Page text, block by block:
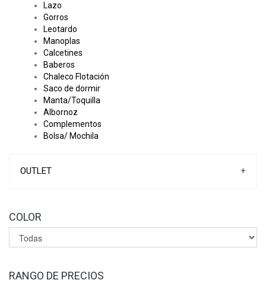
Lazo
Gorros
Leotardo
Manoplas
Calcetines
Baberos
Chaleco Flotación
Saco de dormir
Manta/Toquilla
Albornoz
Complementos
Bolsa/ Mochila
OUTLET +
COLOR
RANGO DE PRECIOS